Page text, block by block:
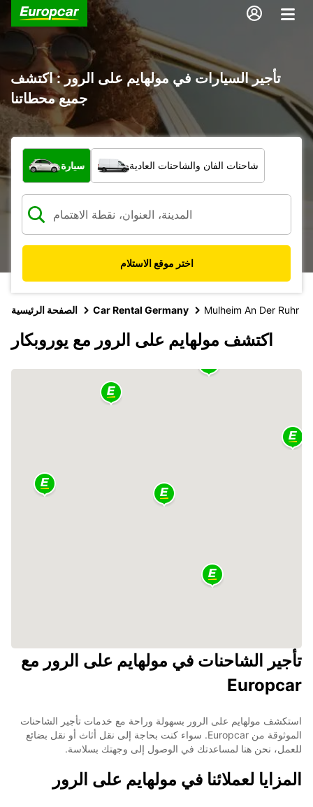
تأجير السيارات في مولهايم على الرور : اكتشف
جميع محطاتنا
ما نوع المركبة؟
سيارة شاحنات الفان والشاحنات العادية
اختر موقع الاستلام
الصفحة الرئيسية Car Rental Germany Mulheim An Der Ruhr
اكتشف مولهايم على الرور مع يوروبكار
تأجير الشاحنات في مولهايم على الرور مع
Europcar
استكشف مولهايم على الرور بسهولة وراحة مع خدمات تأجير الشاحنات
الموثوقة من Europcar. سواء كنت بحاجة إلى نقل أثاث أو نقل بضائع
للعمل، نحن هنا لمساعدتك في الوصول إلى وجهتك بسلاسة.
المزايا لعملائنا في مولهايم على الرور